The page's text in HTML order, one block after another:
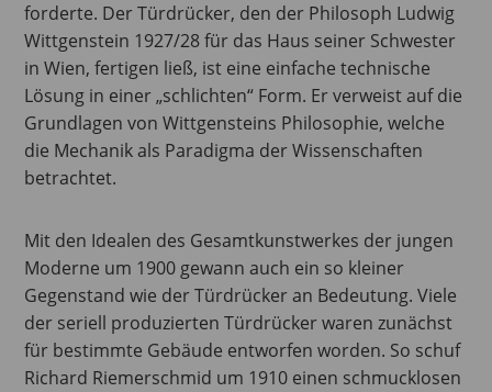
forderte. Der Türdrücker, den der Philosoph Ludwig
Wittgenstein 1927/28 für das Haus seiner Schwester
in Wien, fertigen ließ, ist eine einfache technische
Lösung in einer „schlichten“ Form. Er verweist auf die
Grundlagen von Wittgensteins Philosophie, welche
die Mechanik als Paradigma der Wissenschaften
betrachtet.
Mit den Idealen des Gesamtkunstwerkes der jungen
Moderne um 1900 gewann auch ein so kleiner
Gegenstand wie der Türdrücker an Bedeutung. Viele
der seriell produzierten Türdrücker waren zunächst
für bestimmte Gebäude entworfen worden. So schuf
Richard Riemerschmid um 1910 einen schmucklosen